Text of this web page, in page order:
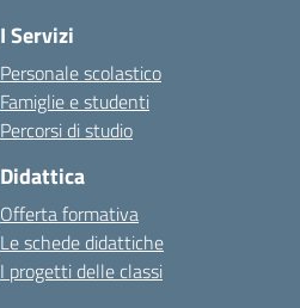
I Servizi
Personale scolastico
Famiglie e studenti
Percorsi di studio
Didattica
Offerta formativa
Le schede didattiche
I progetti delle classi